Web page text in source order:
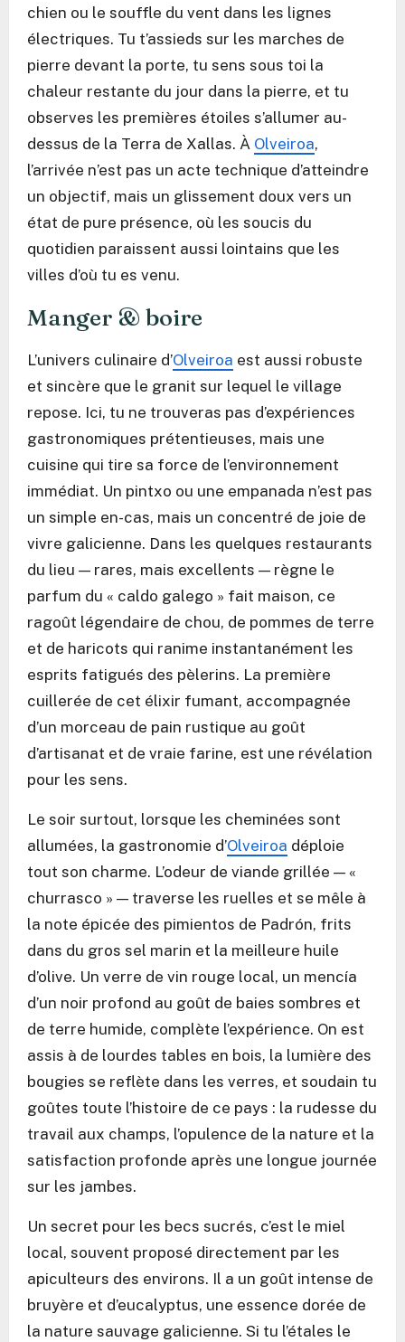
chien ou le souffle du vent dans les lignes
électriques. Tu t’assieds sur les marches de
pierre devant la porte, tu sens sous toi la
chaleur restante du jour dans la pierre, et tu
observes les premières étoiles s’allumer au-
dessus de la Terra de Xallas. À Olveiroa,
l’arrivée n’est pas un acte technique d’atteindre
un objectif, mais un glissement doux vers un
état de pure présence, où les soucis du
quotidien paraissent aussi lointains que les
villes d’où tu es venu.
Manger & boire
L’univers culinaire d’Olveiroa est aussi robuste
et sincère que le granit sur lequel le village
repose. Ici, tu ne trouveras pas d’expériences
gastronomiques prétentieuses, mais une
cuisine qui tire sa force de l’environnement
immédiat. Un pintxo ou une empanada n’est pas
un simple en-cas, mais un concentré de joie de
vivre galicienne. Dans les quelques restaurants
du lieu — rares, mais excellents — règne le
parfum du « caldo galego » fait maison, ce
ragoût légendaire de chou, de pommes de terre
et de haricots qui ranime instantanément les
esprits fatigués des pèlerins. La première
cuillerée de cet élixir fumant, accompagnée
d’un morceau de pain rustique au goût
d’artisanat et de vraie farine, est une révélation
pour les sens.
Le soir surtout, lorsque les cheminées sont
allumées, la gastronomie d’Olveiroa déploie
tout son charme. L’odeur de viande grillée — «
churrasco » — traverse les ruelles et se mêle à
la note épicée des pimientos de Padrón, frits
dans du gros sel marin et la meilleure huile
d’olive. Un verre de vin rouge local, un mencía
d’un noir profond au goût de baies sombres et
de terre humide, complète l’expérience. On est
assis à de lourdes tables en bois, la lumière des
bougies se reflète dans les verres, et soudain tu
goûtes toute l’histoire de ce pays : la rudesse du
travail aux champs, l’opulence de la nature et la
satisfaction profonde après une longue journée
sur les jambes.
Un secret pour les becs sucrés, c’est le miel
local, souvent proposé directement par les
apiculteurs des environs. Il a un goût intense de
bruyère et d’eucalyptus, une essence dorée de
la nature sauvage galicienne. Si tu l’étales le